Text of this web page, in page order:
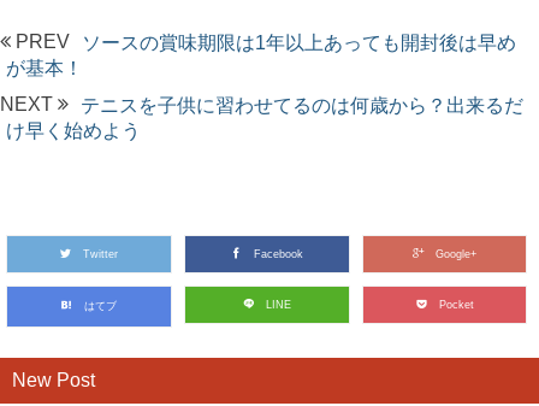
PREV
ソースの賞味期限は1年以上あっても開封後は早め
が基本！
NEXT
テニスを子供に習わせてるのは何歳から？出来るだ
け早く始めよう
Twitter Facebook Google+
はてブ LINE Pocket
New Post